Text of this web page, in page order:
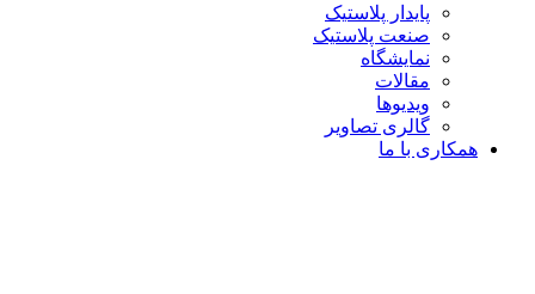
پایدار پلاستیک
صنعت پلاستیک
نمایشگاه
مقالات
ویدیوها
گالری تصاویر
همکاری با ما